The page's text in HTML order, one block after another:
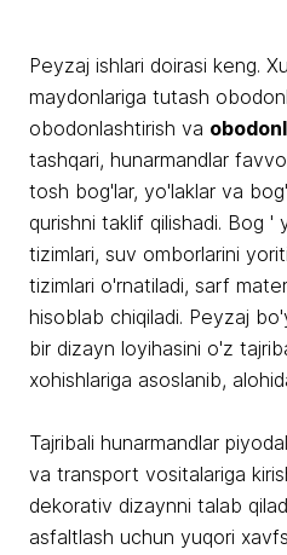
Peyzaj ishlari doirasi keng.
maydonlariga tutash
obodonlashtirish va
tashqari, hunarmandlar
tosh bog'lar, yo'laklar va
qurishni taklif qilishadi. Bog '
tizimlari, suv omborlarini
tizimlari o'rnatiladi, sarf
hisoblab chiqiladi. Peyzaj
bir dizayn loyihasini o'z
xohishlariga asoslanib,
Tajribali hunarmandlar
va transport vositalariga
dekorativ dizaynni talab
asfaltlash uchun yuqori